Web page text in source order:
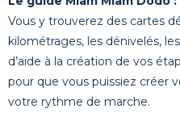
Vous y trouverez des cartes
kilométrages, les dénivelés,
d’aide à la création de vos
pour que vous puissiez créer
votre rythme de marche.